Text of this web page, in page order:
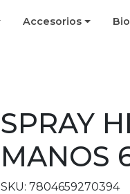
Accesorios
SPRAY
MANOS
SKU: 7804659270394